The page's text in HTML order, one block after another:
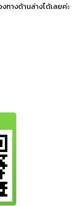
ทางด้านล่างได้เลยค่ะ